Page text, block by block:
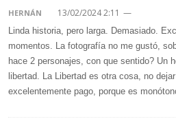
HERNÁN 13/02/2024 2:11 —
Linda historia, pero larga. Demasiado.
momentos. La fotografía no me gustó,
hace 2 personajes, con que sentido? Un
libertad. La Libertad es otra cosa, no
excelentemente pago, porque es